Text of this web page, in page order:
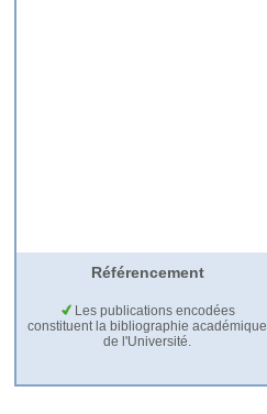
Référencement
Les publications encodées
constituent la bibliographie académique
de l'Université.